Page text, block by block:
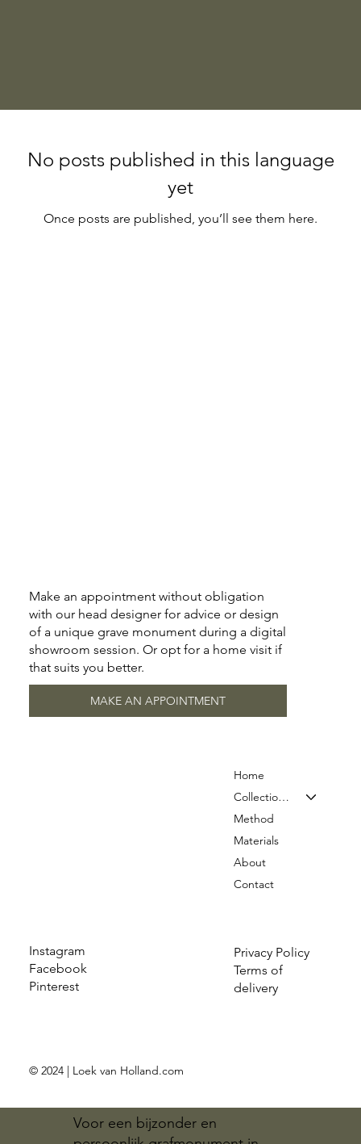
Voor een bijzonder en
No posts published in this language
yet
Once posts are published, you’ll see them here.
Instagram
Facebook
Pinterest
Privacy Policy
Terms of
delivery
Home
Collection & Prices
Method
Materials
About
Contact
© 2024 | Loek van Holland.com
Make an appointment without obligation
with our head designer for advice or design
of a unique grave monument during a digital
showroom session. Or opt for a home visit if
that suits you better.
MAKE AN APPOINTMENT